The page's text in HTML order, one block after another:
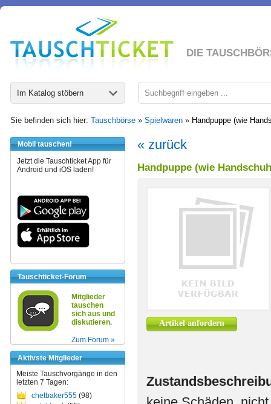
DIE
Im Katalog stöbern
Sie befinden sich hier: Tauschbörse » Spielwaren » Handpuppe (wie
Mobil tauschen!
Jetzt die Tauschticket App für
Android und iOS laden!
Tauschticket-Forum
Mitglieder
tauschen
sich aus und
diskutieren.
Zum Forum »
Aktivste Mitglieder
Meiste Tauschvorgänge in den
letzten 7 Tagen:
chetbaker555 (98)
« zurück
Handpuppe (wie
Artikel anfordern